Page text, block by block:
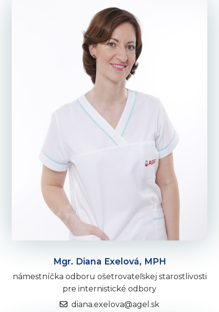
Mgr. Diana Exelová, MPH
námestníčka odboru ošetrovateľskej starostlivosti
pre internistické odbory
diana.exelova@agel.sk